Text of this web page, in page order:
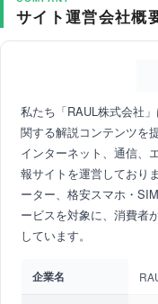
サイト運営会社概
私たち「RAUL株式会社
関する解説コンテンツを
インターネット、通信、
報サイトを運営しており
ーター、格安スマホ・
ービスを対象に、消費者
しています。
企業名